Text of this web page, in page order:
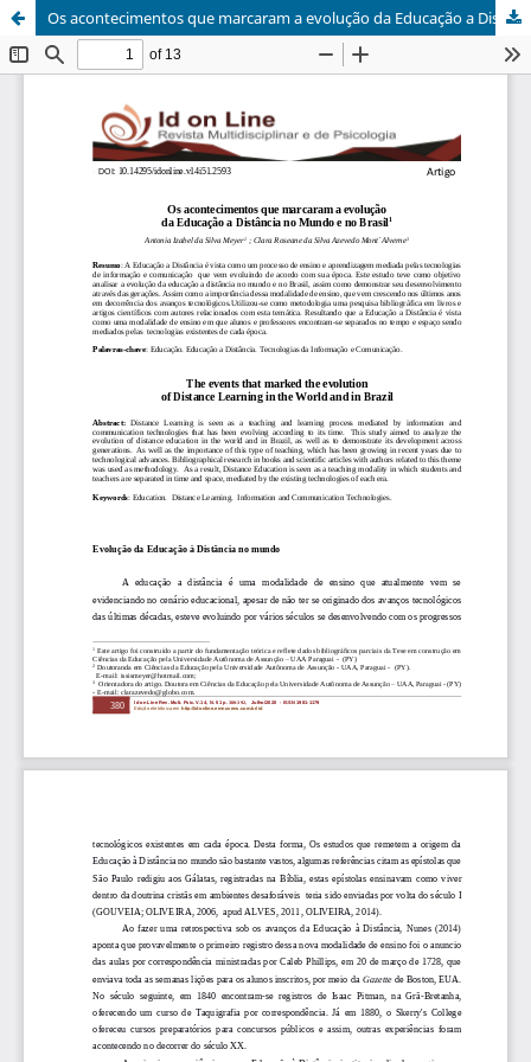
Os acontecimentos que marcaram a evolução da Educação a Distância no Mundo e no Brasil / The events that marked the evolution of Distance Learning in the World and in Brazil